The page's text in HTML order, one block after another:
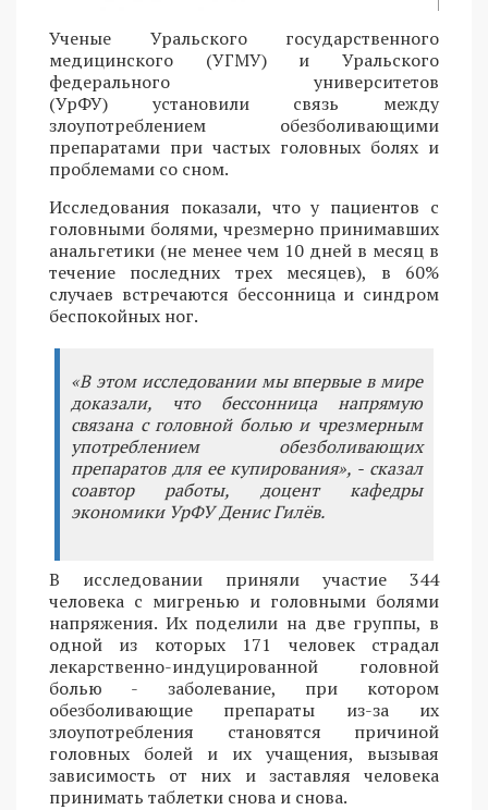
Ученые Уральского государственного
медицинского (УГМУ) и Уральского
федерального университетов
(УрФУ) установили связь между
злоупотреблением обезболивающими
препаратами при частых головных болях и
проблемами со сном.
Исследования показали, что у пациентов с
головными болями, чрезмерно принимавших
анальгетики (не менее чем 10 дней в месяц в
течение последних трех месяцев), в 60%
случаев встречаются бессонница и синдром
беспокойных ног.
«В этом исследовании мы впервые в мире
доказали, что бессонница напрямую
связана с головной болью и чрезмерным
употреблением обезболивающих
препаратов для ее купирования», - сказал
соавтор работы, доцент кафедры
экономики УрФУ Денис Гилёв.
В исследовании приняли участие 344
человека с мигренью и головными болями
напряжения. Их поделили на две группы, в
одной из которых 171 человек страдал
лекарственно-индуцированной головной
болью - заболевание, при котором
обезболивающие препараты из-за их
злоупотребления становятся причиной
головных болей и их учащения, вызывая
зависимость от них и заставляя человека
принимать таблетки снова и снова.